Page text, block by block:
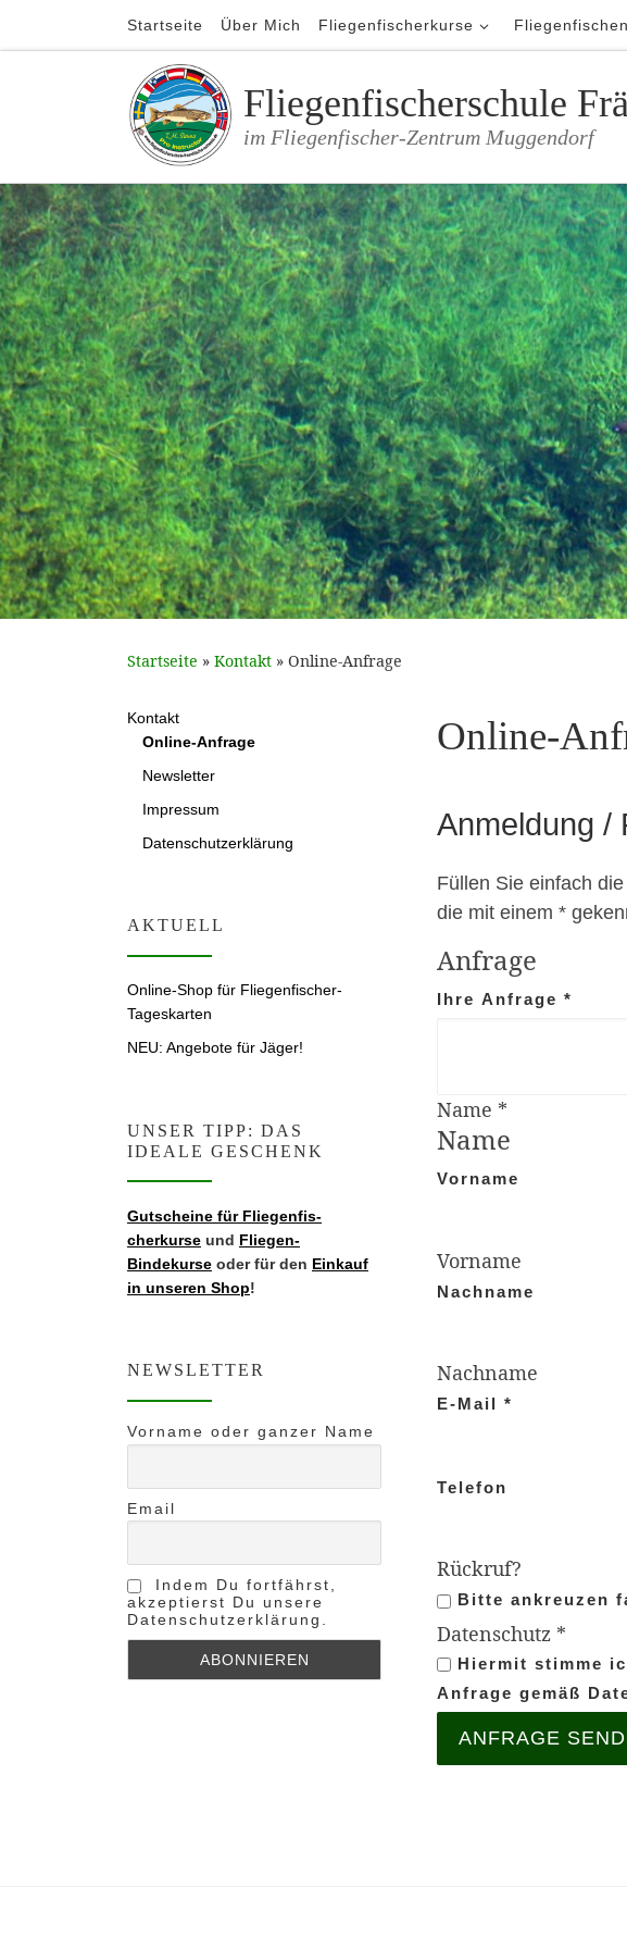
Zum Inhalt springen
Startseite Über Mich Fliegenfischerkurse Fliegenfischen
Fliegenfischerschule
im Fliegenfischer-Zentrum Muggendorf
Startseite » Kontakt » Online-Anfrage
Online-
Anmeldung /
Füllen Sie ein­fach
die mit einem *
Anfrage
Ihre Anfrage *
Name *
Name
Vor­name
Vor­name
Nach­name
Nach­name
E‑Mail *
Tele­fon
Rück­ruf?
Bitte ankreuzen
Daten­schutz *
Hier­mit stimme
Anfrage gemäß
ANFRAGE
Kontakt
Online-Anfrage
Newsletter
Impressum
Datenschutzerklärung
AKTUELL
Online-Shop für Fliegenfischer-
Tageskarten
NEU: Angebote für Jäger!
UNSER TIPP: DAS
IDEALE GESCHENK
Gutscheine für Fliegen­fis­
cherkurse und Fliegen-
Bindekurse oder für den Einkauf
in unseren Shop!
NEWSLETTER
Vorname oder ganzer Name
Email
Indem Du fortfährst,
akzeptierst Du unsere
Datenschutzerklärung.